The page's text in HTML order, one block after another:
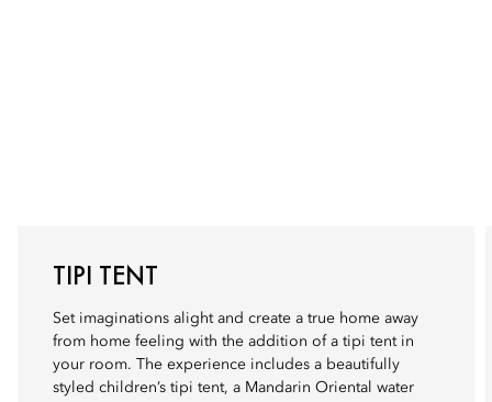
TIPI TENT
Set imaginations alight and create a true home away
from home feeling with the addition of a tipi tent in
your room. The experience includes a beautifully
styled children’s tipi tent, a Mandarin Oriental water